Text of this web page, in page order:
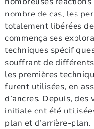
nombre de cas, les
totalement libérées
commença ses
techniques
souffrant de
les premières
furent utilisées, en
d’ancres. Depuis,
initiale ont été
plan et d’arrière-plan.